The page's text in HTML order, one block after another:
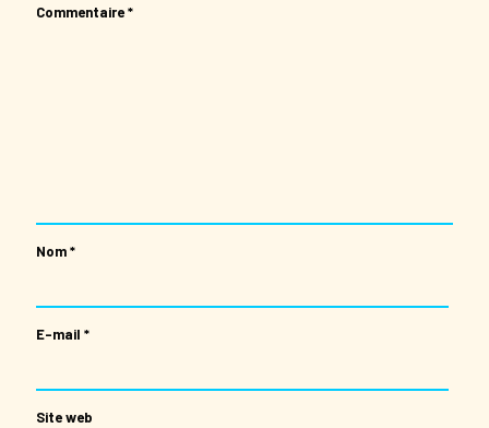
Commentaire*
Nom*
E-mail *
Site web